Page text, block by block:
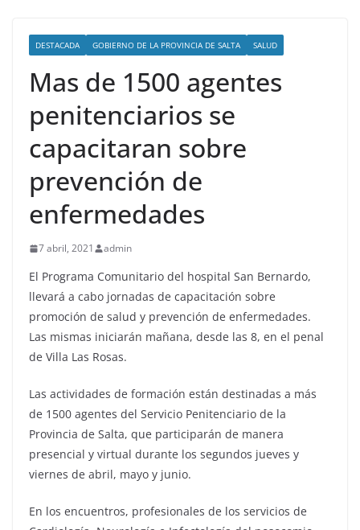
DESTACADA GOBIERNO DE LA PROVINCIA DE SALTA SALUD
Mas de 1500 agentes
penitenciarios se
capacitaran sobre
prevención de
enfermedades
7 abril, 2021 admin
El Programa Comunitario del hospital San Bernardo,
llevará a cabo jornadas de capacitación sobre
promoción de salud y prevención de enfermedades.
Las mismas iniciarán mañana, desde las 8, en el penal
de Villa Las Rosas.
Las actividades de formación están destinadas a más
de 1500 agentes del Servicio Penitenciario de la
Provincia de Salta, que participarán de manera
presencial y virtual durante los segundos jueves y
viernes de abril, mayo y junio.
En los encuentros, profesionales de los servicios de